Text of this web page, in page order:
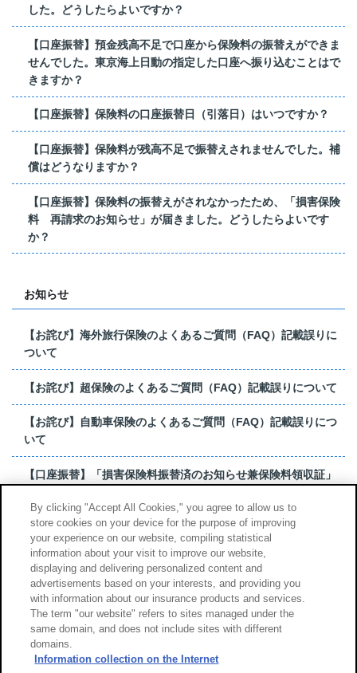
した。どうしたらよいですか？
【口座振替】預金残高不足で口座から保険料の振替えができま
せんでした。東京海上日動の指定した口座へ振り込むことはで
きますか？
【口座振替】保険料の口座振替日（引落日）はいつですか？
【口座振替】保険料が残高不足で振替えされませんでした。補
償はどうなりますか？
【口座振替】保険料の振替えがされなかったため、「損害保険
料 再請求のお知らせ」が届きました。どうしたらよいです
か？
お知らせ
【お詫び】海外旅行保険のよくあるご質問（FAQ）記載誤りに
ついて
【お詫び】超保険のよくあるご質問（FAQ）記載誤りについて
【お詫び】自動車保険のよくあるご質問（FAQ）記載誤りにつ
いて
【口座振替】「損害保険料振替済のお知らせ兼保険料領収証」
【お詫び】超保険のよくあるご質問（FAQ）記載誤りについて
もっと見る
サイトのご利用について
勧誘方針
By clicking "Accept All Cookies," you agree to allow us to
store cookies on your device for the purpose of improving
your experience on our website, compiling statistical
information about your visit to improve our website,
displaying and delivering personalized content and
advertisements based on your interests, and providing you
with information about our insurance products and services.
The term "our website" refers to sites managed under the
same domain, and does not include sites with different
domains.
Information collection on the Internet